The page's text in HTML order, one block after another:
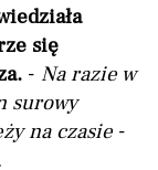
się
- Na razie w
surowy
na czasie-